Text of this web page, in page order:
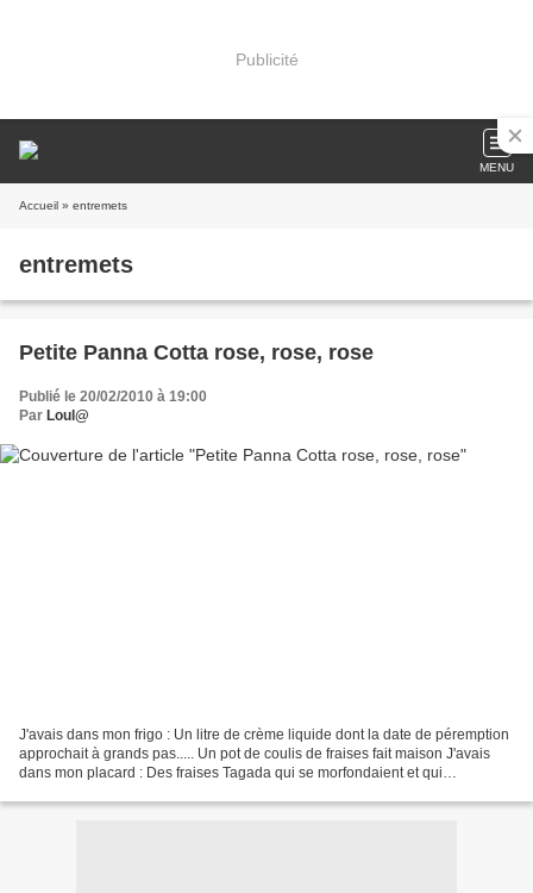
Publicité
MENU
Accueil » entremets
entremets
Petite Panna Cotta rose, rose, rose
Publié le 20/02/2010 à 19:00
Par Loul@
J'avais dans mon frigo : Un litre de crème liquide dont la date de péremption
approchait à grands pas..... Un pot de coulis de fraises fait maison J'avais
dans mon placard : Des fraises Tagada qui se morfondaient et qui